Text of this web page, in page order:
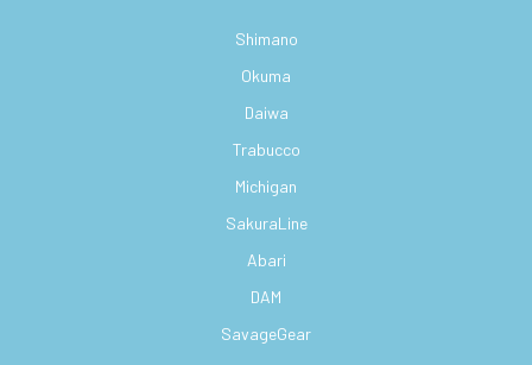
Shimano
Okuma
Daiwa
Trabucco
Michigan
SakuraLine
Abari
DAM
SavageGear